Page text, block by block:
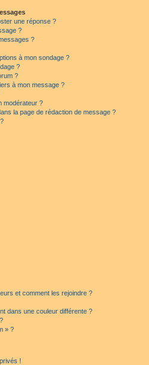
une réponse ?
?
?
à mon sondage ?
?
?
à mon message ?
modérateur ?
la page de rédaction de message ?
et comment les rejoindre ?
dans une couleur différente ?
» ?
!